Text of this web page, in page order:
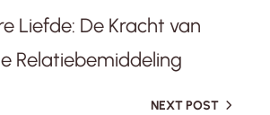
Liefde: De Kracht van
Relatiebemiddeling
NEXT POST